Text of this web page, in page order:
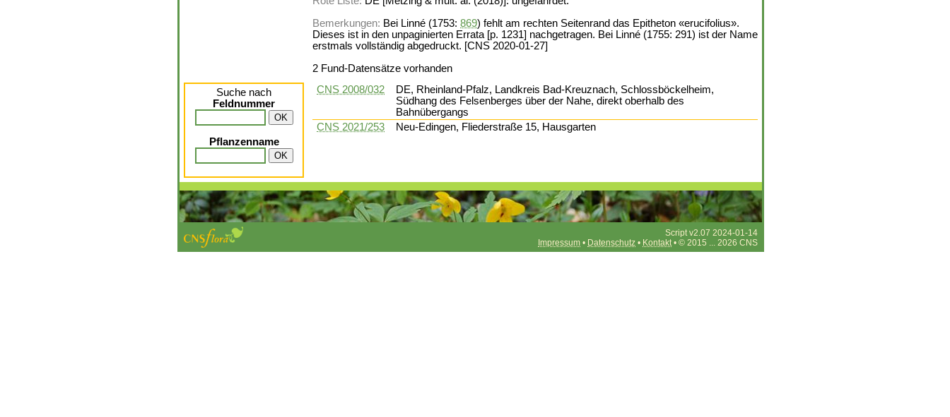
Bemerkungen: Bei Linné (1753: 869) fehlt am rechten Seitenrand das Epitheton «erucifolius».
Dieses ist in den unpaginierten Errata [p. 1231] nachgetragen. Bei Linné (1755: 291) ist der Name
erstmals vollständig abgedruckt. [CNS 2020-01-27]
2 Fund-Datensätze vorhanden
Suche nach
Feldnummer
Pflanzenname
CNS 2008/032
DE, Rheinland-Pfalz, Landkreis Bad-Kreuznach, Schlossböckelheim,
Südhang des Felsenberges über der Nahe, direkt oberhalb des
Bahnübergangs
CNS 2021/253
Neu-Edingen, Fliederstraße 15, Hausgarten
Script v2.07 2024-01-14
Impressum • Datenschutz • Kontakt• © 2015 ... 2026 CNS